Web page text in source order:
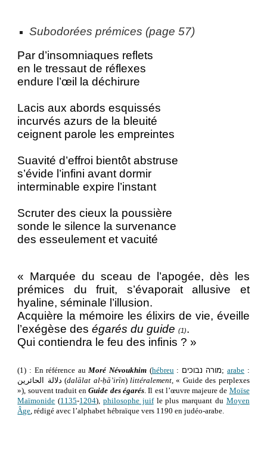
Subodorées prémices (page 57)
Par d’insomniaques reflets
en le tressaut de réflexes
endure l’œil la déchirure
Lacis aux abords esquissés
incurvés azurs de la bleuité
ceignent parole les empreintes
Suavité d’effroi bientôt abstruse
s’évide l’infini avant dormir
interminable expire l’instant
Scruter des cieux la poussière
sonde le silence la survenance
des esseulement et vacuité
« Marquée du sceau de l’apogée, dès les
prémices du fruit, s’évaporait allusive et
hyaline, séminale l’illusion.
Acquière la mémoire les élixirs de vie, éveille
l’exégèse deségarés du guide(1).
Qui contiendra le feu des infinis ? »
(1) : En référence auMoré Névoukhim (hébreu: מורה נבוכים; arabe :
دلالة الحائرين (dalālat al-ḥā’irīn)littéralement, « Guide des perplexes
»), souvent traduit enGuide des égarés. Il est l’œuvre majeure de Moïse
Maïmonide (1135-1204), philosophe juifle plus marquant du Moyen
Âge, rédigé avec l’alphabet hébraïque vers 1190 en judéo-arabe.